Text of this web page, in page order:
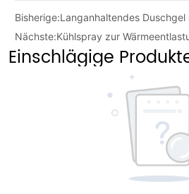
Bisherige:Langanhaltendes
Nächste:Kühlspray zur
Einschlägige